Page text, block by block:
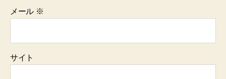
メール ※
サイト